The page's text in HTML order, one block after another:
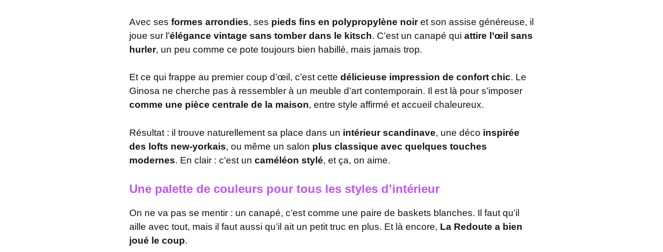
Avec ses formes arrondies, ses pieds fins en polypropylène noiret son assise généreuse, il
joue sur l’élégance vintage sans tomber dans le kitsch. C’est un canapé qui attire l’œil sans
hurler, un peu comme ce pote toujours bien habillé, mais jamais trop.
Et ce qui frappe au premier coup d’œil, c’est cette délicieuse impression de confort chic. Le
Ginosa ne cherche pas à ressembler à un meuble d’art contemporain. Il est là pour s’imposer
comme une pièce centrale de la maison, entre style affirmé et accueil chaleureux.
Résultat : il trouve naturellement sa place dans un intérieur scandinave, une déco inspirée
des lofts new-yorkais, ou même un salon plus classique avec quelques touches
modernes. En clair : c’est un caméléon stylé, et ça, on aime.
Une palette de couleurs pour tous les styles d’intérieur
On ne va pas se mentir : un canapé, c’est comme une paire de baskets blanches. Il faut qu’il
aille avec tout, mais il faut aussi qu’il ait un petit truc en plus. Et là encore, La Redoute a bien
joué le coup.